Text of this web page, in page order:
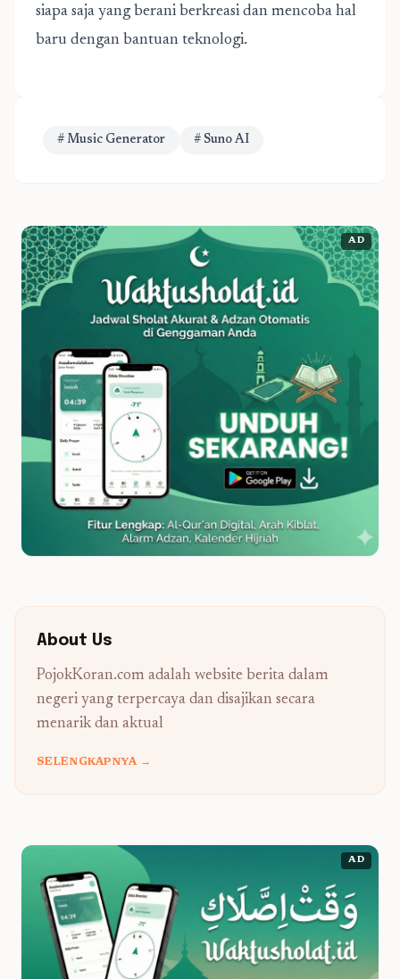
siapa saja yang berani berkreasi dan mencoba hal
baru dengan bantuan teknologi.
# Music Generator # Suno AI
AD
About Us
PojokKoran.com adalah website berita dalam
negeri yang terpercaya dan disajikan secara
menarik dan aktual
SELENGKAPNYA →
AD